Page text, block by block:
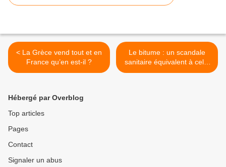
< La Grèce vend tout et en
France qu’en est-il ?
Le bitume : un scandale
sanitaire équivalent à celui
de l’amiante ! >
Hébergé par Overblog
Top articles
Pages
Contact
Signaler un abus